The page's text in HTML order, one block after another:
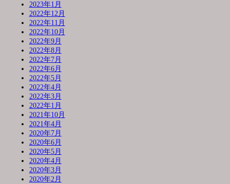
2023年1月
2022年12月
2022年11月
2022年10月
2022年9月
2022年8月
2022年7月
2022年6月
2022年5月
2022年4月
2022年3月
2022年1月
2021年10月
2021年4月
2020年7月
2020年6月
2020年5月
2020年4月
2020年3月
2020年2月